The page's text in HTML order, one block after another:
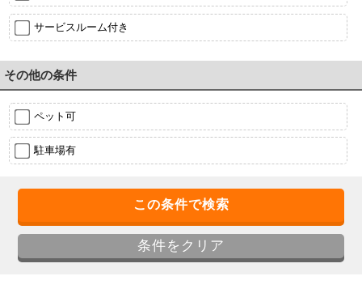
サービスルーム付き
その他の条件
ペット可
駐車場有